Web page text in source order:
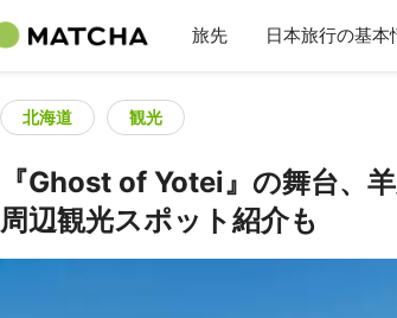
旅先 日本旅行の基本
北海道 観光
『Ghost of Yotei』の舞台、
周辺観光スポット紹介も